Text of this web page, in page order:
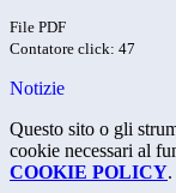
File PDF
Contatore click: 47
Notizie
Questo sito o gli
cookie necessari al
COOKIE POLICY.